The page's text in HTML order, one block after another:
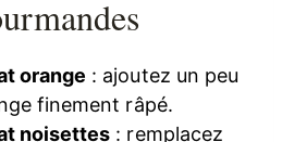
orange : ajoutez un peu
finement râpé.
noisettes : remplacez